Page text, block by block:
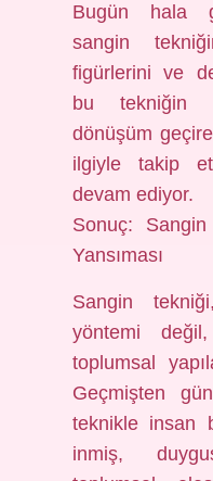
Bugün hala
sangin
figürlerini ve
bu tekniğin
dönüşüm
ilgiyle takip
devam ediyor.
Sonuç:
Yansıması
Sangin
yöntemi
toplumsal
Geçmişten
teknikle insan
inmiş,